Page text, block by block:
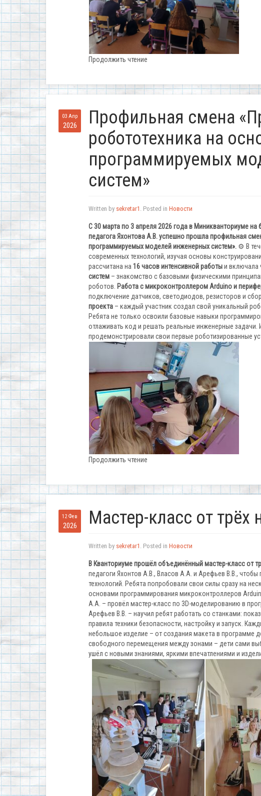
Продолжить чтение
03 Апр
2026
Профильная смена
робототехника на
программируемых
систем»
Written by sekretar1 . Posted in Новости
С 30 марта по 3 апреля 2026 года в Миникванториуме
педагога Яхонтова А.В. успешно прошла профильная
программируемых моделей инженерных систем». ⚙️ В
современных технологий, изучая основы
рассчитана на 16 часов интенсивной работыи включала
систем – знакомство с базовыми физическими
роботов. Работа с микроконтроллером Arduino и
подключение датчиков, светодиодов, резисторов и
проекта – каждый участник создал свой уникальный
Ребята не только освоили базовые навыки
отлаживать код и решать реальные инженерные задачи.
продемонстрировали свои первые роботизированные
Продолжить чтение
12 Фев
2026 Мастер-класс от трёх
Written by sekretar1 . Posted in Новости
В Кванториуме прошёл объединённый мастер-класс от
педагоги Яхонтов А.В., Власов А.А. и Арефьев В.В.,
технологий. Ребята попробовали свои силы сразу на
основами программирования микроконтроллеров
А.А. – провёл мастер-класс по 3D-моделированию в
Арефьев В.В. – научил ребят работать со станками:
правила техники безопасности, настройку и запуск.
небольшое изделие – от создания макета в программе
свободного перемещения между зонами – дети сами
ушёл с новыми знаниями, яркими впечатлениями и